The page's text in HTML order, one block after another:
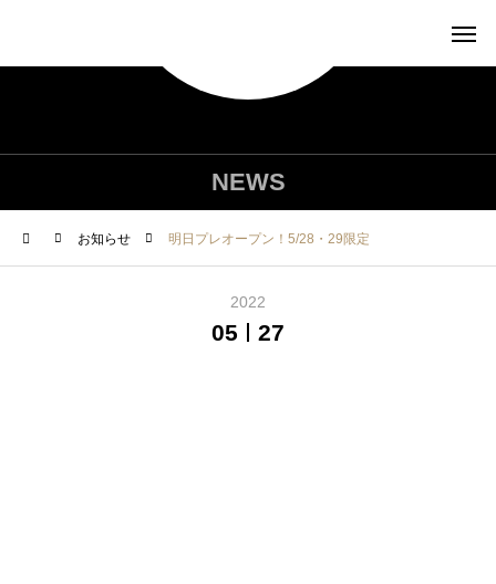
NEWS
お知らせ 明日プレオープン！5/28・29限定
2022
05 27